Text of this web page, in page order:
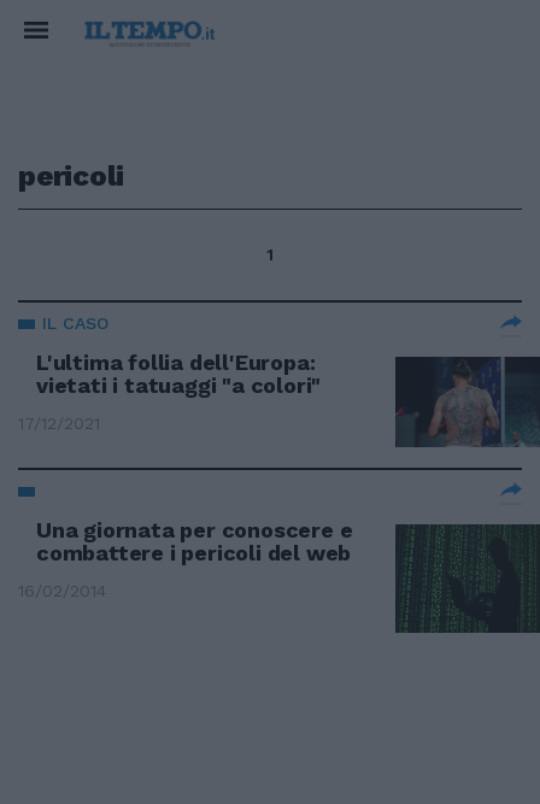
pericoli
1
IL CASO
L'ultima follia dell'Europa:
vietati i tatuaggi "a colori"
17/12/2021
Una giornata per conoscere e
combattere i pericoli del web
16/02/2014